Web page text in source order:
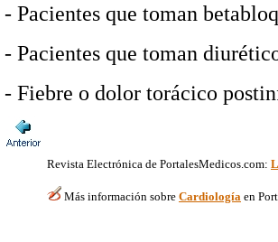
- Pacientes que toman
- Pacientes que toman
- Fiebre o dolor torácico
Revista Electrónica de PortalesMedicos.com:
Más información sobre Cardiología en